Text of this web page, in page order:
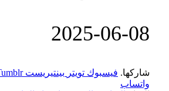
‎2025-‎06-‎08
شاركها. فيسبوك تويتر بينتيريست Tumblr
واتساب